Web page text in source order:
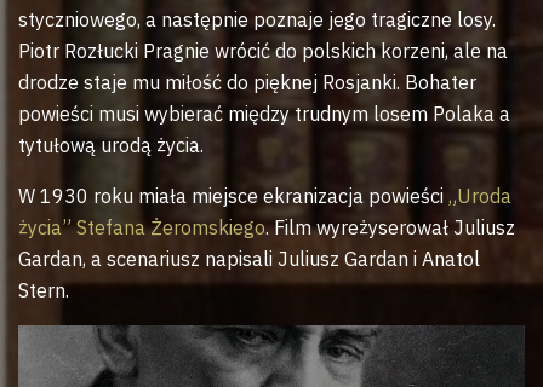
styczniowego, a następnie poznaje jego tragiczne losy.
Piotr Rozłucki Pragnie wrócić do polskich korzeni, ale na
drodze staje mu miłość do pięknej Rosjanki. Bohater
powieści musi wybierać między trudnym losem Polaka a
tytułową urodą życia.
W 1930 roku miała miejsce ekranizacja powieści „Uroda
życia” Stefana Żeromskiego. Film wyreżyserował Juliusz
Gardan, a scenariusz napisali Juliusz Gardan i Anatol
Stern.